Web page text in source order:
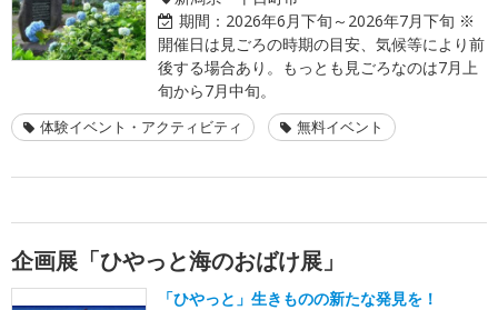
期間： 2026年6月下旬～2026年7月下旬 ※
開催日は見ごろの時期の目安、気候等により前
後する場合あり。もっとも見ごろなのは7月上
旬から7月中旬。
体験イベント・アクティビティ 無料イベント
企画展「ひやっと海のおばけ展」
「ひやっと」生きものの新たな発見を！